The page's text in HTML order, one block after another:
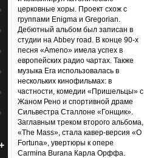
кпопаданиям
кпопаданиям
кпопаданиям
к попаданиям
кпопаданиям
к попаданиям
кпопаданиям
церковные хоры. Проект схож с
группами Enigma и Gregorian.
Дебютный альбом был записан в
студии на Abbey road. В конце 90-х
песня «Ameno» имела успех в
европейских радио чартах. Также
музыка Era использовалась в
нескольких кинофильмах: в
частности, комедии «Пришельцы» с
Жаном Рено и спортивной драме
Сильвестра Сталлоне «Гонщик».
Заглавным треком второго альбома,
«The Mass», стала кавер-версия «O
Fortuna», увертюры к опере
Carmina Burana Карла Орффа.